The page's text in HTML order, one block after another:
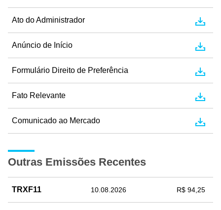
Ato do Administrador
Anúncio de Início
Formulário Direito de Preferência
Fato Relevante
Comunicado ao Mercado
Outras Emissões Recentes
TRXF11 10.08.2026 R$ 94,25